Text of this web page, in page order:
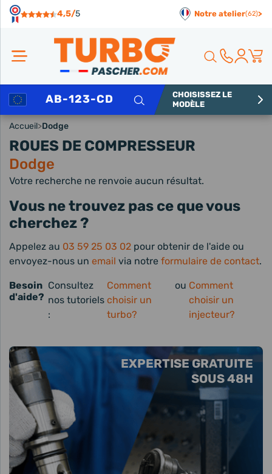
4,5/5 Notre atelier(62)>
Rechercher
CHOISISSEZ LE
MODÈLE
Accueil>Dodge
ROUES DE COMPRESSEUR
Dodge
EXPERTISE GRATUITE
SOUS 48H
Votre recherche ne renvoie aucun résultat.
Vous ne trouvez pas ce que vous
cherchez ?
Appelez au 03 59 25 03 02 pour obtenir de l'aide ou
envoyez-nous un email via notre formulaire de contact.
Besoin
d'aide?
Consultez
nos tutoriels
:
Comment
choisir un
turbo?
ou Comment
choisir un
injecteur?
Panneau de gestion des cookies